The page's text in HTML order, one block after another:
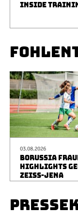
INSIDE
03.08.2026
BORUSSIA
HIGHLIGHTS
ZEISS-JENA